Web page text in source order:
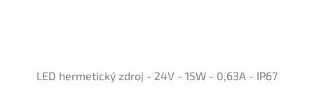
LED hermetický zdroj - 24V - 15W - 0,63A - IP67